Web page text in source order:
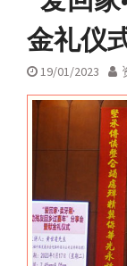
金礼仪
19/01/2023